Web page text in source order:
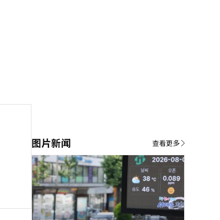
图片新闻 查看更多